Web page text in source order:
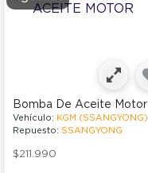
Bomba De Aceite Motor
Vehículo: KGM (SSANGYONG)
Repuesto: SSANGYONG
$211.990